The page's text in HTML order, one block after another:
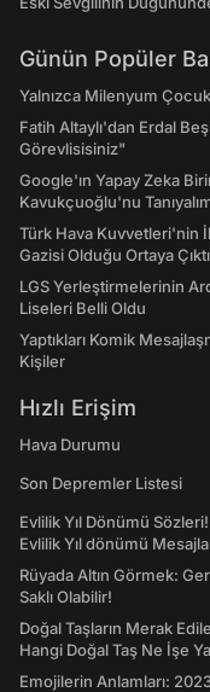
Günün Popüler
Yalnızca Milenyum
Fatih Altaylı'dan Erdal
Görevlisisiniz"
Google'ın Yapay Zeka
Kavukçuoğlu'nu
Türk Hava Kuvvetleri'nin
Gazisi Olduğu Ortaya Çıktı
LGS Yerleştirmelerinin
Liseleri Belli Oldu
Yaptıkları Komik
Kişiler
Hızlı Erişim
Hava Durumu
Son Depremler Listesi
Evlilik Yıl Dönümü
Evlilik Yıl dönümü
Rüyada Altın Görmek:
Saklı Olabilir!
Doğal Taşların Merak
Hangi Doğal Taş Ne İşe
Emojilerin Anlamları: